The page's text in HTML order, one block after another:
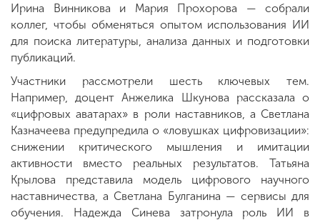
Ирина Винникова и Мария Прохорова — собрали
коллег, чтобы обменяться опытом использования ИИ
для поиска литературы, анализа данных и подготовки
публикаций.
Участники рассмотрели шесть ключевых тем.
Например, доцент Анжелика Шкунова рассказала о
«цифровых аватарах» в роли наставников, а Светлана
Казначеева предупредила о «ловушках цифровизации»:
снижении критического мышления и имитации
активности вместо реальных результатов. Татьяна
Крылова представила модель цифрового научного
наставничества, а Светлана Булганина — сервисы для
обучения. Надежда Синева затронула роль ИИ в